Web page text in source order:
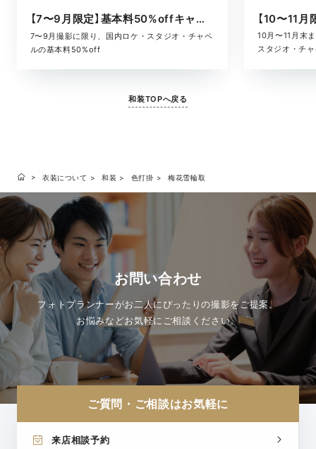
【7〜9月限定】基本料50%offキャンペーン
7〜9月撮影に限り、国内ロケ・スタジオ・チャペ
ルの基本料50%off
10月〜11月末
スタジオ・チ
和装TOPへ戻る
衣装について 和装 色打掛 梅花雪輪取
お問い合わせ
フォトプランナーがお二人にぴったりの撮影をご提案。
お悩みなどお気軽にご相談ください。
ご質問・ご相談はお気軽に
来店相談予約